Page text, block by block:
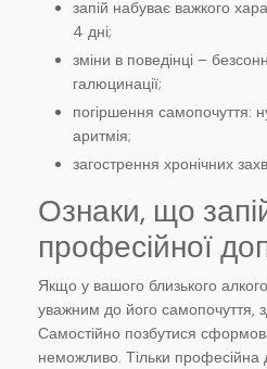
запій набуває важкого
4 дні;
зміни в поведінці –
галюцинації;
погіршення самопочуття:
аритмія;
загострення хронічних
Ознаки, що
професійної
Якщо у вашого близького
уважним до його самопочуття,
Самостійно позбутися
неможливо. Тільки професійна